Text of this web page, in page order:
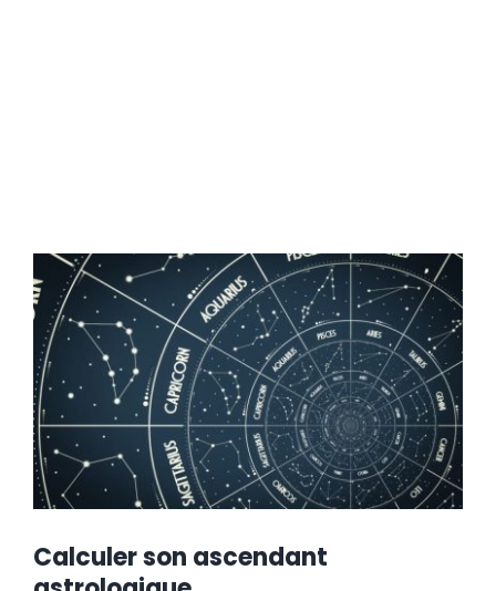
Calculer son ascendant